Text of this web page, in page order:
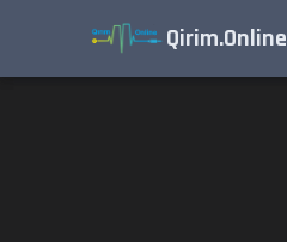
Qirim.Online